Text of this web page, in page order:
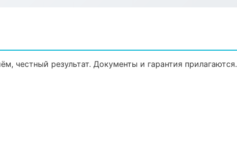
честный результат. Документы и гарантия прилагаются.